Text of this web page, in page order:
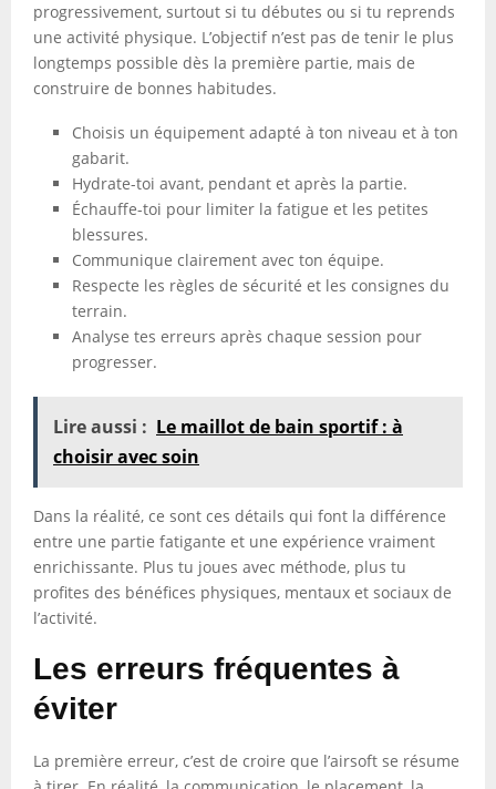
progressivement, surtout si tu débutes ou si tu reprends
une activité physique. L’objectif n’est pas de tenir le plus
longtemps possible dès la première partie, mais de
construire de bonnes habitudes.
Choisis un équipement adapté à ton niveau et à ton
gabarit.
Hydrate-toi avant, pendant et après la partie.
Échauffe-toi pour limiter la fatigue et les petites
blessures.
Communique clairement avec ton équipe.
Respecte les règles de sécurité et les consignes du
terrain.
Analyse tes erreurs après chaque session pour
progresser.
Lire aussi : Le maillot de bain sportif : à
choisir avec soin
Dans la réalité, ce sont ces détails qui font la différence
entre une partie fatigante et une expérience vraiment
enrichissante. Plus tu joues avec méthode, plus tu
profites des bénéfices physiques, mentaux et sociaux de
l’activité.
Les erreurs fréquentes à
éviter
La première erreur, c’est de croire que l’airsoft se résume